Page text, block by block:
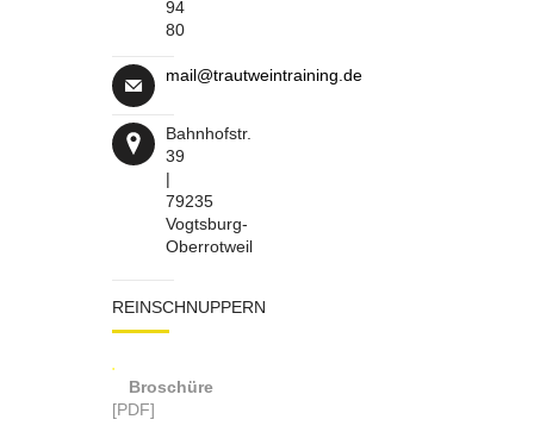
94
80
mail@trautweintraining.de
Bahnhofstr.
39
|
79235
Vogtsburg-
Oberrotweil
REINSCHNUPPERN
Broschüre
[PDF]